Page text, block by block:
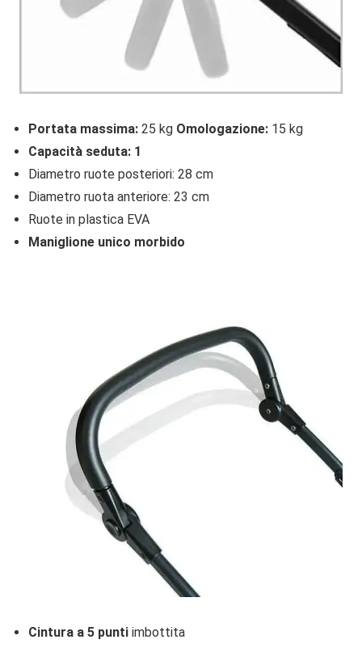
Portata massima: 25 kg Omologazione: 15 kg
Capacità seduta: 1
Diametro ruote posteriori: 28 cm
Diametro ruota anteriore: 23 cm
Ruote in plastica EVA
Maniglione unico morbido
Cintura a 5 punti imbottita